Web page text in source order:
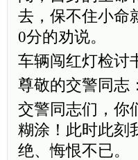
去，保不住小命
0分的劝说。
车辆闯红灯检讨
尊敬的交警同志：
交警同志们，你
糊涂！此时此刻
绝、悔恨不已。